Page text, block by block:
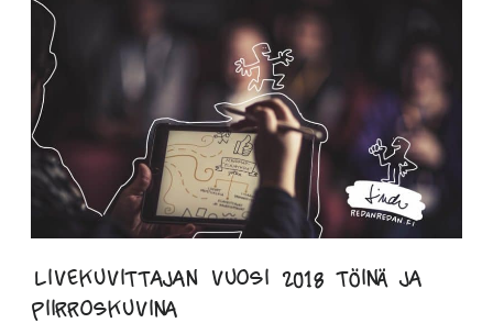
Livekuvittajan vuosi 2018 töinä ja
piirroskuvina